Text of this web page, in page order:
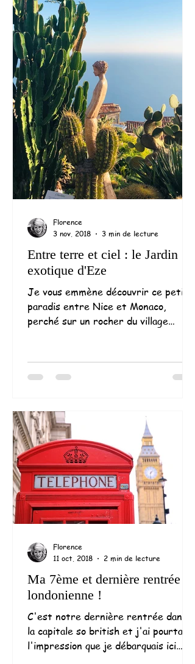
Entre terre et ciel : le Jardin
exotique d'Eze
Je vous emmène découvrir ce petit
paradis entre Nice et Monaco,
perché sur un rocher du village
Florence
3 nov. 2018
3 min de lecture
Ma 7ème et dernière rentrée
londonienne !
C'est notre dernière rentrée dans
la capitale so british et j'ai pourtant
l'impression que je débarquais ici
Florence
11 oct. 2018
2 min de lecture